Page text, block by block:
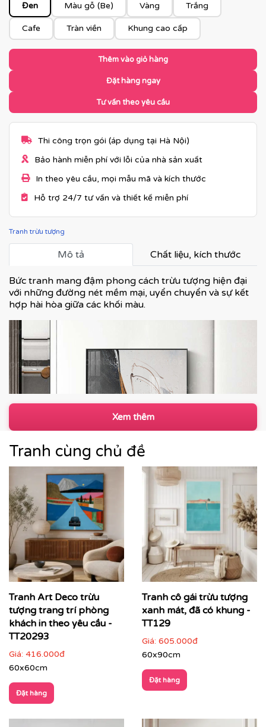
Đen Màu gỗ (Be) Vàng Trắng
Cafe Tràn viền Khung cao cấp
Thêm vào giỏ hàng
Đặt hàng ngay
Tư vấn theo yêu cầu
Thi công trọn gói (áp dụng tại Hà Nội)
Bảo hành miễn phí với lỗi của nhà sản xuất
In theo yêu cầu, mọi mẫu mã và kích thước
Hỗ trợ 24/7 tư vấn và thiết kế miễn phí
Tranh trừu tượng
Mô tả Chất liệu, kích thước
Bức tranh mang đậm phong cách trừu tượng hiện đại
với những đường nét mềm mại, uyển chuyển và sự kết
hợp hài hòa giữa các khối màu.
Tranh trừu tượng hiện đại rất phù hợp để trang trí cho
không gian sống như phòng khách, phòng ngủ hoặc
phòng làm việc. Nó sẽ tạo nên một điểm nhấn ấn tượng
và giúp không gian trở nên sang trọng và hiện đại hơn.
Xem thêm
Tranh cùng chủ đề
Tranh Art Deco trừu
tượng trang trí phòng
khách in theo yêu cầu -
TT20293
Giá: 416.000đ
60x60cm
Đặt hàng
Tranh cô gái trừu tượng
xanh mát, đã có khung -
TT129
Giá: 605.000đ
60x90cm
Đặt hàng